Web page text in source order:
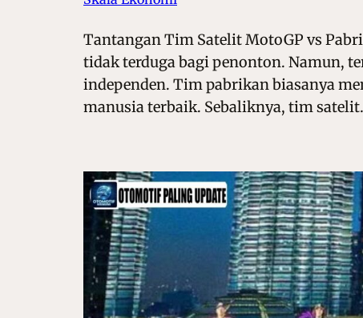
Tantangan Tim Satelit MotoGP vs
tidak terduga bagi penonton. Namun,
independen. Tim pabrikan biasanya
manusia terbaik. Sebaliknya, tim